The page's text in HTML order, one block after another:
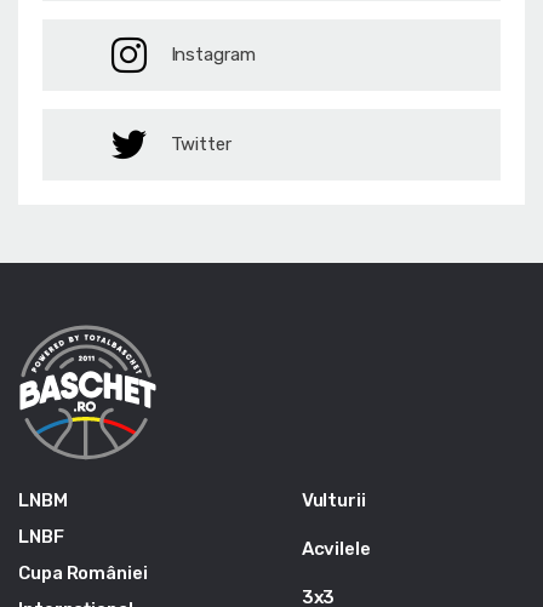
Instagram
Twitter
LNBM
LNBF
Cupa României
Vulturii
Acvilele
3x3